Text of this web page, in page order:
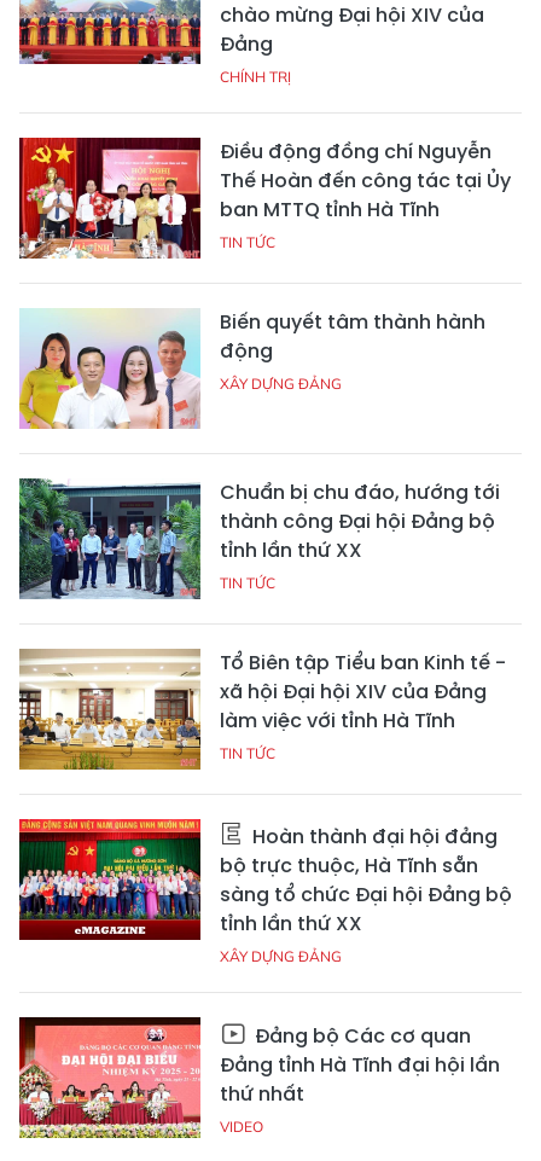
chào mừng Đại hội XIV của
Đảng
CHÍNH TRỊ
Điều động đồng chí Nguyễn
Thế Hoàn đến công tác tại Ủy
ban MTTQ tỉnh Hà Tĩnh
TIN TỨC
Biến quyết tâm thành hành
động
XÂY DỰNG ĐẢNG
Chuẩn bị chu đáo, hướng tới
thành công Đại hội Đảng bộ
tỉnh lần thứ XX
TIN TỨC
Tổ Biên tập Tiểu ban Kinh tế -
xã hội Đại hội XIV của Đảng
làm việc với tỉnh Hà Tĩnh
TIN TỨC
Hoàn thành đại hội đảng
bộ trực thuộc, Hà Tĩnh sẵn
sàng tổ chức Đại hội Đảng bộ
tỉnh lần thứ XX
XÂY DỰNG ĐẢNG
Đảng bộ Các cơ quan
Đảng tỉnh Hà Tĩnh đại hội lần
thứ nhất
VIDEO